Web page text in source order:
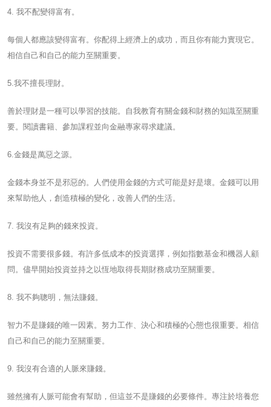
4. 我不配變得富有。
每個人都應該變得富有。你配得上經濟上的成功，而且你有能力實現它。
相信自己和自己的能力至關重要。
5.我不擅長理財。
善於理財是一種可以學習的技能。自我教育有關金錢和財務的知識至關重
要。閱讀書籍、參加課程並向金融專家尋求建議。
6.金錢是萬惡之源。
金錢本身並不是邪惡的。人們使用金錢的方式可能是好是壞。金錢可以用
來幫助他人，創造積極的變化，改善人們的生活。
7. 我沒有足夠的錢來投資。
投資不需要很多錢。有許多低成本的投資選擇，例如指數基金和機器人顧
問。儘早開始投資並持之以恆地取得長期財務成功至關重要。
8. 我不夠聰明，無法賺錢。
智力不是賺錢的唯一因素。努力工作、決心和積極的心態也很重要。相信
自己和自己的能力至關重要。
9. 我沒有合適的人脈來賺錢。
雖然擁有人脈可能會有幫助，但這並不是賺錢的必要條件。專注於培養您